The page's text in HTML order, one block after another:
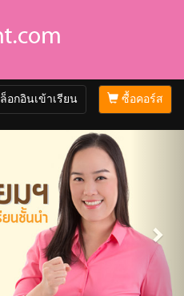
ซื้อคอร์ส
ล็อกอินเข้าเรียน